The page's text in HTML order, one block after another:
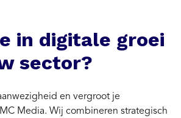
in digitale groei
sector?
en vergroot je
Media. Wij combineren strategisch